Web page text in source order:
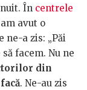
În centrele
avut o
ne-a zis: „Păi
facem. Nu ne
din
. Ne-au zis